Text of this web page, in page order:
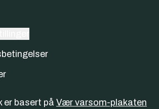
er basert på Vær varsom-plakaten